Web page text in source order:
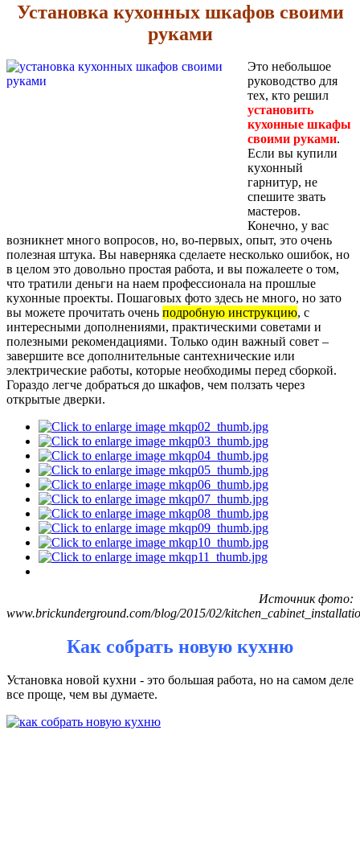
Установка кухонных шкафов своими
руками
Это небольшое
руководство для
тех, кто решил
установить
кухонные шкафы
своими руками.
Если вы купили
кухонный
гарнитур, не
спешите звать
мастеров.
Конечно, у вас
возникнет много вопросов, но, во-первых, опыт, это очень
полезная штука. Вы наверняка сделаете несколько ошибок, но
в целом это довольно простая работа, и вы пожалеете о том,
что тратили деньги на наем профессионала на прошлые
кухонные проекты. Пошаговых фото здесь не много, но зато
вы можете прочитать очень подробную инструкцию, с
интересными дополнениями, практическими советами и
полезными рекомендациями. Только один важный совет –
завершите все дополнительные сантехнические или
электрические работы, которые необходимы перед сборкой.
Гораздо легче добраться до шкафов, чем ползать через
открытые дверки.
Источник фото:
www.brickunderground.com/blog/2015/02/
Как собрать новую кухню
Установка новой кухни - это большая работа, но на самом деле
все проще, чем вы думаете.